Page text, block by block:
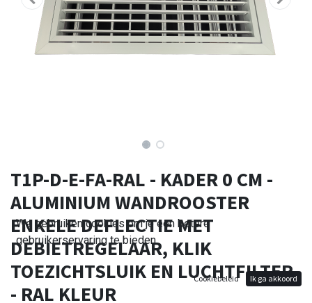
T1P-D-E-FA-RAL - KADER 0 CM -
ALUMINIUM WANDROOSTER
ENKELE DEFLECTIE MET
DEBIETREGELAAR, KLIK
TOEZICHTSLUIK EN LUCHTFILTER
- RAL KLEUR
We gebruiken cookies om je een betere
gebruikerservaring te bieden.
Cookiebeleid Ik ga akkoord